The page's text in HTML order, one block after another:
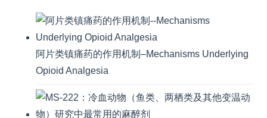
阿片类镇痛药的作用机制–Mechanisms Underlying
Opioid Analgesia